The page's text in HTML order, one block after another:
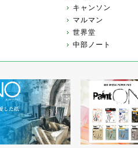
キャンソン
マルマン
世界堂
中部ノート